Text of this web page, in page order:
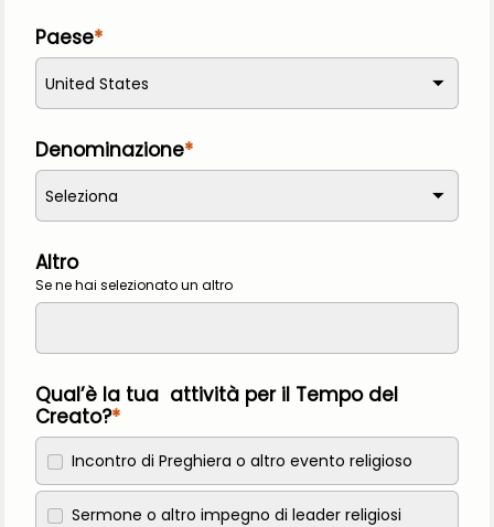
Paese
United States
Denominazione
Seleziona
Altro
Se ne hai selezionato un altro
Qual’è la tua attività per il Tempo del
Creato?
Incontro di Preghiera o altro evento religioso
Sermone o altro impegno di leader religiosi